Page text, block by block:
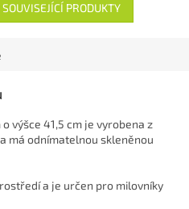
PRODUKTY
o výšce 41,5 cm je vyrobena z
má odnímatelnou skleněnou
a je určen pro milovníky